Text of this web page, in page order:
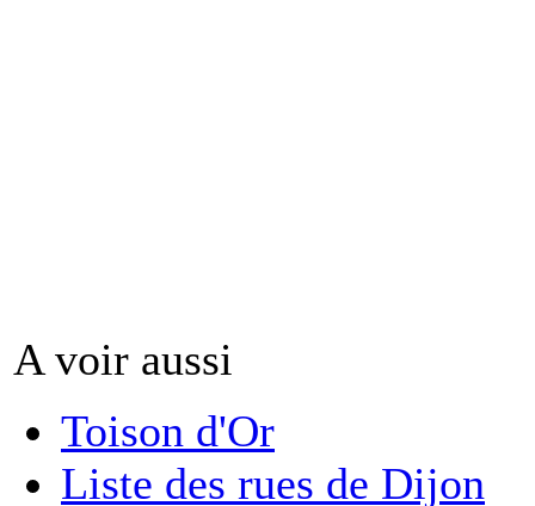
A voir aussi
Toison d'Or
Liste des rues de Dijon